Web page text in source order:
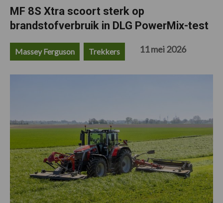
MF 8S Xtra scoort sterk op
brandstofverbruik in DLG PowerMix-test
Massey Ferguson Trekkers 11 mei 2026